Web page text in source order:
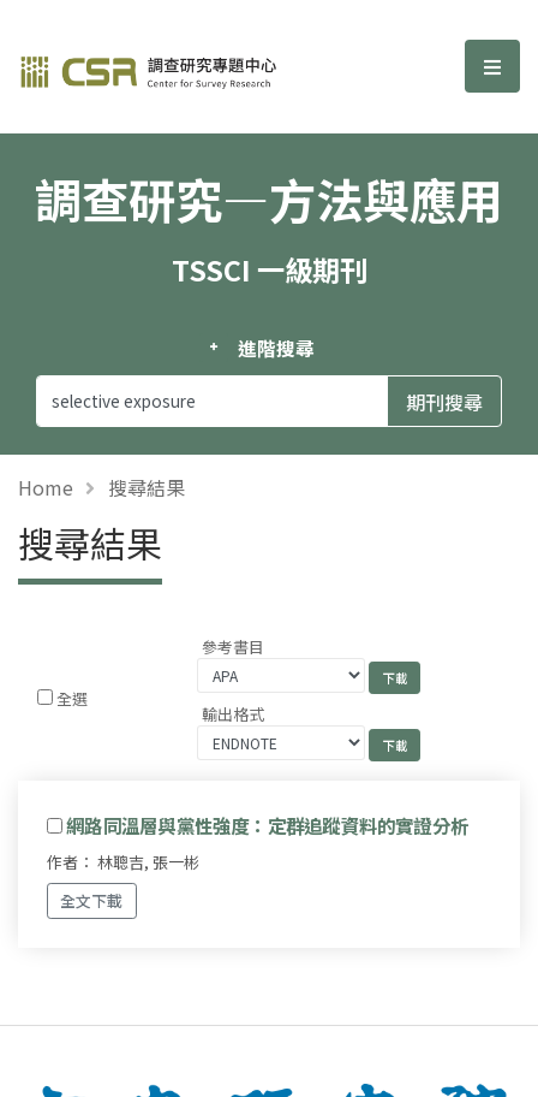
調查研究—方法與應用期刊 選
調查研究—方法與應用
TSSCI 一級期刊
進階搜尋
Home 搜尋結果
搜尋結果
全選
參考書目
輸出格式
網路同溫層與黨性強度：定群追蹤資料的實證分析
作者： 林聰吉, 張一彬
全文下載